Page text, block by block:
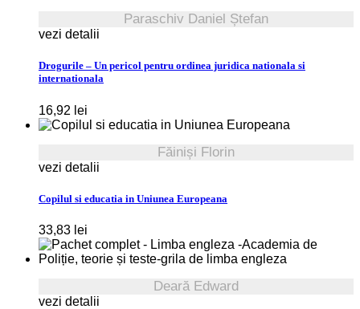
Paraschiv Daniel Ștefan
vezi detalii
Drogurile – Un pericol pentru ordinea juridica nationala si
internationala
16,92 lei
Făiniși Florin
vezi detalii
Copilul si educatia in Uniunea Europeana
33,83 lei
Deară Edward
vezi detalii